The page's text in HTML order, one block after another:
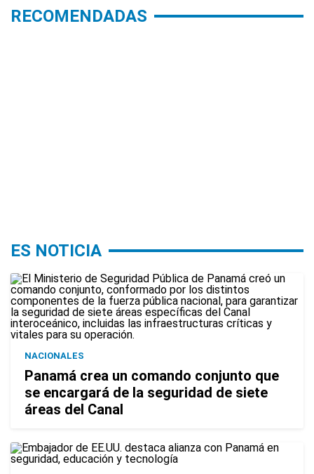
RECOMENDADAS
ES NOTICIA
NACIONALES
Panamá crea un comando conjunto que
se encargará de la seguridad de siete
áreas del Canal